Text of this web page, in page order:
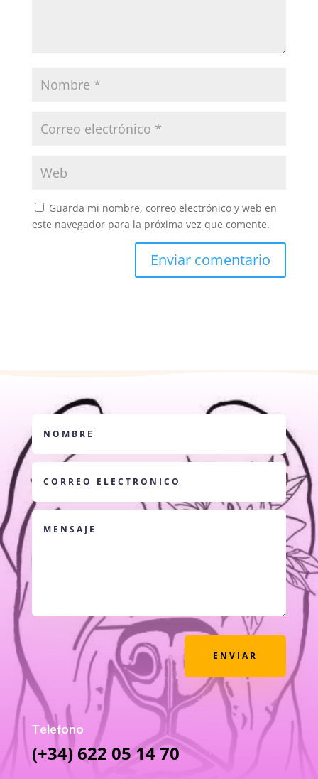
Guarda mi nombre, correo electrónico y web en
este navegador para la próxima vez que comente.
ENVIAR
Telefono
(+34) 622 05 14 70